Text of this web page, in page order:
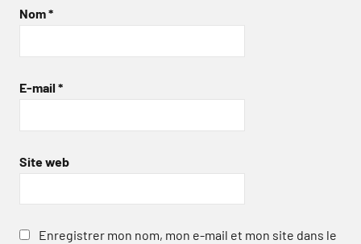
Nom*
E-mail *
Site web
Enregistrer mon nom, mon e-mail et mon site dans le